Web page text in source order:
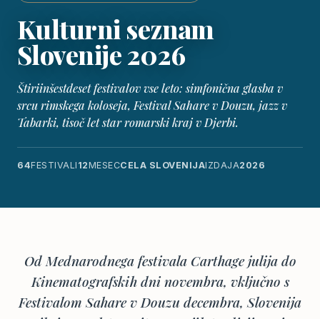
Kulturni seznam
Slovenije 2026
Štiriinšestdeset festivalov vse leto: simfonična glasba v
srcu rimskega koloseja, Festival Sahare v Douzu, jazz v
Tabarki, tisoč let star romarski kraj v Djerbi.
64FESTIVALI 12MESECCELA SLOVENIJAIZDAJA2026
Od Mednarodnega festivala Carthage julija do
Kinematografskih dni novembra, vključno s
Festivalom Sahare v Douzu decembra, Slovenija